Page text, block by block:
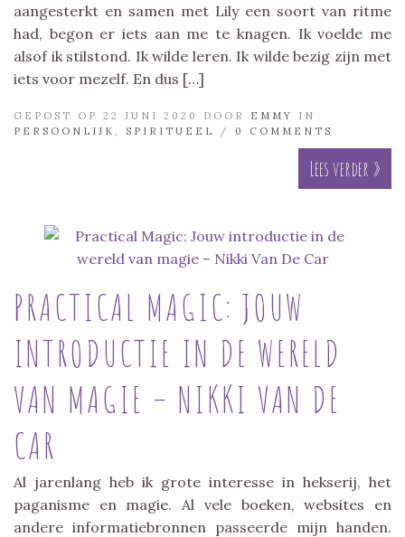
aangesterkt en samen met Lily een soort van ritme
had, begon er iets aan me te knagen. Ik voelde me
alsof ik stilstond. Ik wilde leren. Ik wilde bezig zijn met
iets voor mezelf. En dus […]
GEPOST OP 22 JUNI 2020 DOOR EMMY
IN
PERSOONLIJK
SPIRITUEEL / 0 COMMENTS
Lees verder »
PRACTICAL MAGIC: JOUW
INTRODUCTIE IN DE WERELD
VAN MAGIE – NIKKI VAN DE
CAR
Al jarenlang heb ik grote interesse in hekserij, het
paganisme en magie. Al vele boeken, websites en
andere informatiebronnen passeerde mijn handen.